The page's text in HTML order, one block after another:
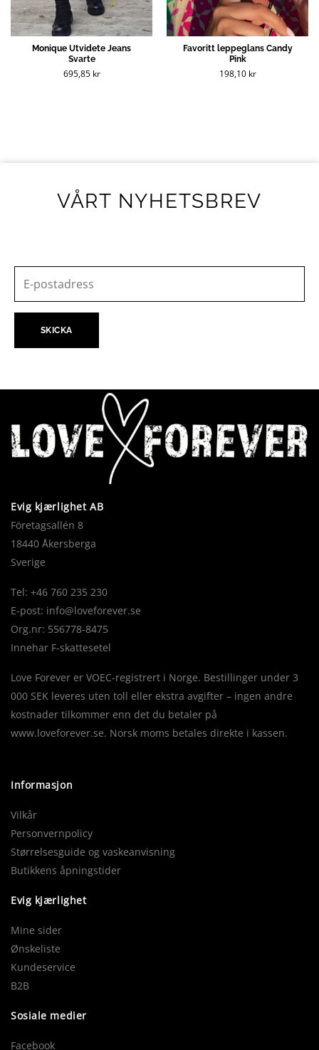
Monique Utvidete Jeans
Svarte
695,85 kr
Favoritt leppeglans Candy
Pink
198,10 kr
VÅRT NYHETSBREV
Evig kjærlighet AB
Företagsallén 8
18440 Åkersberga
Sverige
Tel: +46 760 235 230
E-post: info@loveforever.se
Org.nr: 556778-8475
Innehar F-skattesetel
Love Forever er VOEC-registrert i Norge. Bestillinger under 3
000 SEK leveres uten toll eller ekstra avgifter – ingen andre
kostnader tilkommer enn det du betaler på
www.loveforever.se. Norsk moms betales direkte i kassen.
Informasjon
Vilkår
Personvernpolicy
Størrelsesguide og vaskeanvisning
Butikkens åpningstider
Evig kjærlighet
Mine sider
Ønskeliste
Kundeservice
B2B
Sosiale medier
Facebook